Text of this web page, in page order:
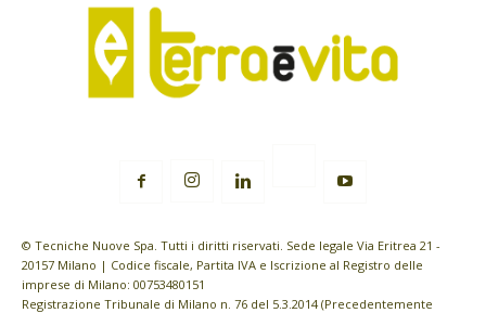
© Tecniche Nuove Spa. Tutti i diritti riservati. Sede legale Via Eritrea 21 -
20157 Milano | Codice fiscale, Partita IVA e Iscrizione al Registro delle
imprese di Milano: 00753480151
Registrazione Tribunale di Milano n. 76 del 5.3.2014 (Precedentemente